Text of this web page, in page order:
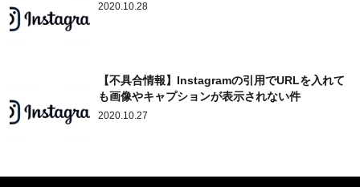
2020.10.28
【不具合情報】Instagramの引用でURLを入れて
も画像やキャプションが表示されない件
2020.10.27